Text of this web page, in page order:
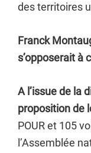
des territoires
Franck
s’opposerait à
A l’issue de la
proposition de
POUR et 105
l’Assemblée